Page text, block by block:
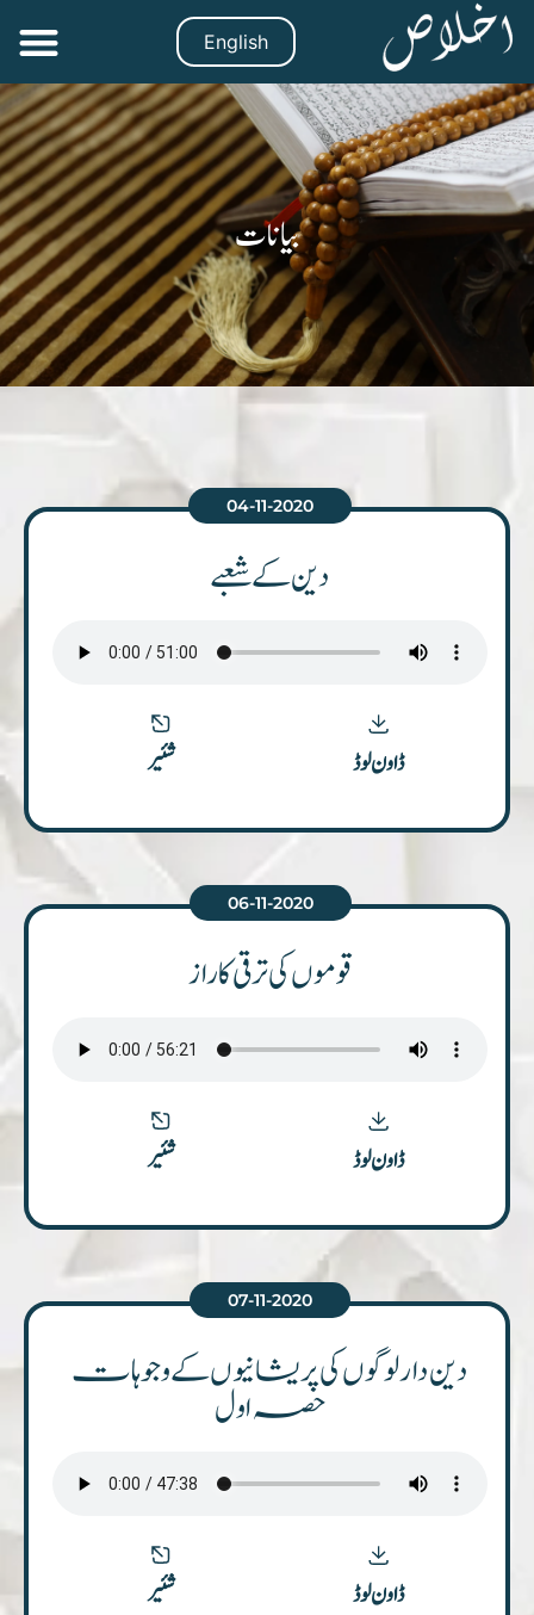
English
بیانات
04-11-2020
دین کے شعبے
ڈاون لوڈ شئیر
06-11-2020
قوموں کی ترقی کا راز
ڈاون لوڈ شئیر
07-11-2020
دین دار لوگوں کی پریشانیوں کے وجوہات
حصہ اول
ڈاون لوڈ شئیر